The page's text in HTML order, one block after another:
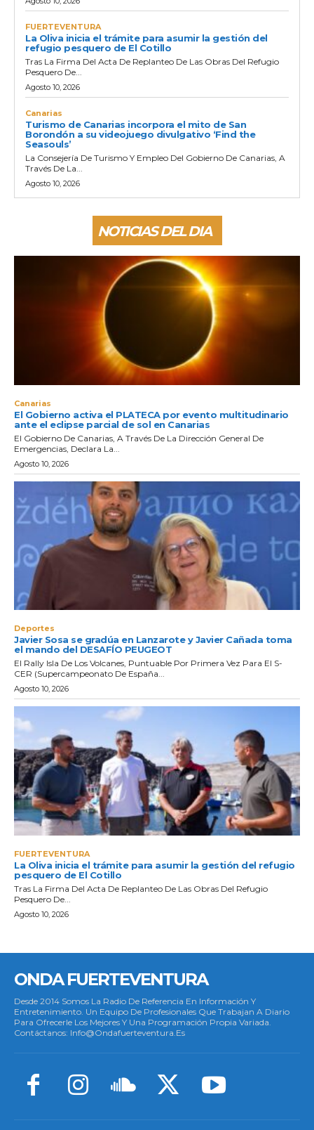
ONDA FUERTEVENTURA
Desde 2014 Somos La Radio De Referencia En Información Y
Entretenimiento. Un Equipo De Profesionales Que Trabajan A Diario
Para Ofrecerle Los Mejores Y Una Programación Propia Variada.
Contáctanos: Info@ondafuerteventura.es